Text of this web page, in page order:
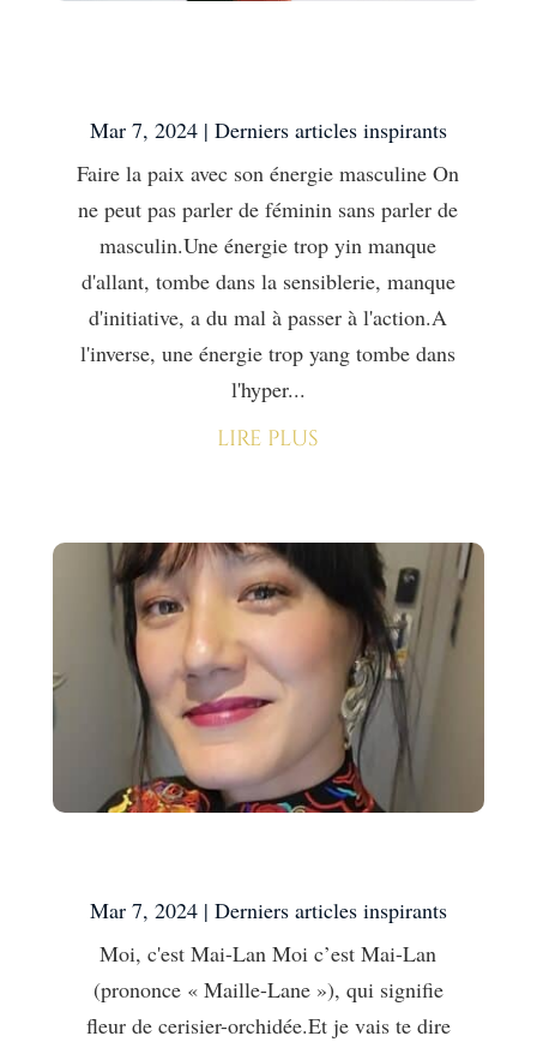
Mar 7, 2024| Derniers articles inspirants
Faire la paix avec son énergie masculine On
ne peut pas parler de féminin sans parler de
masculin.Une énergie trop yin manque
d'allant, tombe dans la sensiblerie, manque
d'initiative, a du mal à passer à l'action.A
l'inverse, une énergie trop yang tombe dans
l'hyper...
lire plus
Mar 7, 2024| Derniers articles inspirants
Moi, c'est Mai-Lan Moi c’est Mai-Lan
(prononce « Maille-Lane »), qui signifie
fleur de cerisier-orchidée.Et je vais te dire